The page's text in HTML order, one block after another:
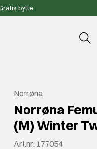
bytte
Norrøna
Norrøna
(M) Winter
Art.nr: 177054